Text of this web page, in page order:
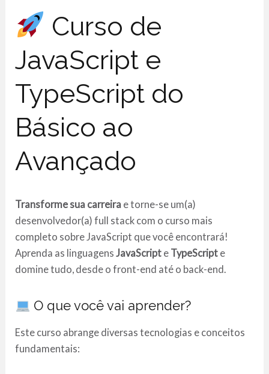
Curso de
JavaScript e
TypeScript do
Básico ao
Avançado
Transforme sua carreira e torne-se um(a)
desenvolvedor(a) full stack com o curso mais
completo sobre JavaScript que você encontrará!
Aprenda as linguagensJavaScript e TypeScript e
domine tudo, desde o front-end até o back-end.
O que você vai aprender?
Este curso abrange diversas tecnologias e conceitos
fundamentais: